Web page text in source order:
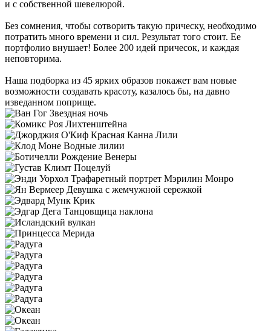
и с собственной шевелюрой.
Без сомнения, чтобы сотворить такую прическу, необходимо
потратить много времени и сил. Результат того стоит. Ее
портфолио внушает! Более 200 идей причесок, и каждая
неповторима.
Наша подборка из 45 ярких образов покажет вам новые
возможности создавать красоту, казалось бы, на давно
изведанном поприще.